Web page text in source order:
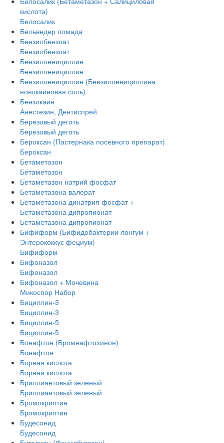
кислота)
Белосалик
Бельведер помада
Бензилбензоат
Бензилбензоат
Бензилпенициллин
Бензилпенициллин
Бензилпенициллин (Бензилпенициллина
новокаиновая соль)
Бензокаин
Анестезин, Дентиспрей
Березовый деготь
Березовый деготь
Бероксан (Пастернака посевного препарат)
Бероксан
Бетаметазон
Бетаметазон
Бетаметазон натрий фосфат
Бетаметазона валерат
Бетаметазона динатрия фосфат +
Бетаметазона дипропионат
Бетаметазона дипропионат
Бифиформ (Бифидобактерии лонгум +
Энтерококкус фециум)
Бифиформ
Бифоназол
Бифоназол
Бифоназол + Мочевина
Микоспор Набор
Бициллин-3
Бициллин-3
Бициллин-5
Бициллин-5
Бонафтон (Бромнафтохинон)
Бонафтон
Борная кислота
Борная кислота
Бриллиантовый зеленый
Бриллиантовый зеленый
Бромокриптин
Бромокриптин
Будесонид
Будесонид